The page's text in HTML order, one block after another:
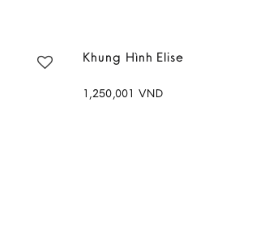
Khung Hình Elise
1,250,001 VND